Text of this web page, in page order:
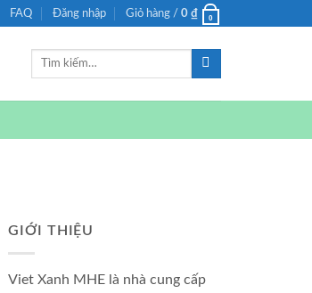
FAQ Đăng nhập Giỏ hàng / 0 ₫ 0
Tìm
GIỚI THIỆU
Viet Xanh MHE là nhà cung cấp